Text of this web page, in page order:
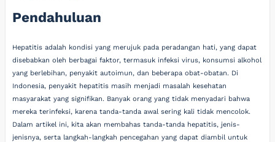
Pendahuluan
Hepatitis adalah kondisi yang merujuk pada peradangan hati, yang dapat
disebabkan oleh berbagai faktor, termasuk infeksi virus, konsumsi alkohol
yang berlebihan, penyakit autoimun, dan beberapa obat-obatan. Di
Indonesia, penyakit hepatitis masih menjadi masalah kesehatan
masyarakat yang signifikan. Banyak orang yang tidak menyadari bahwa
mereka terinfeksi, karena tanda-tanda awal sering kali tidak mencolok.
Dalam artikel ini, kita akan membahas tanda-tanda hepatitis, jenis-
jenisnya, serta langkah-langkah pencegahan yang dapat diambil untuk